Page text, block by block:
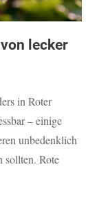
lecker
in Roter
– einige
unbedenklich
sollten. Rote